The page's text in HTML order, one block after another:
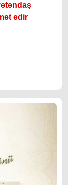
edir